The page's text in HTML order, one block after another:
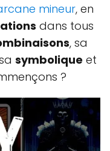
mineur, en
dans tous
, sa
symbolique et
?